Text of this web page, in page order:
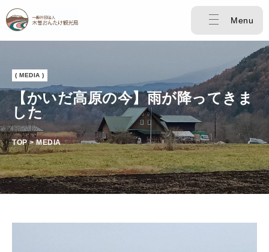
Menu
( MEDIA )
【かいだ高原の今】雨が降ってきま
した
TOP > MEDIA